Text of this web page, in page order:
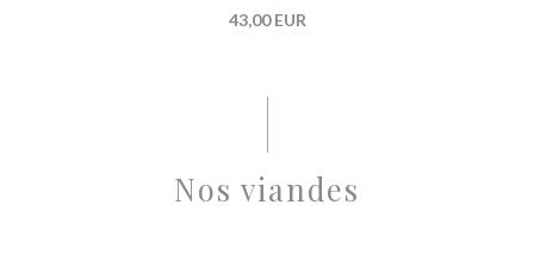
43,00 EUR
Nos viandes